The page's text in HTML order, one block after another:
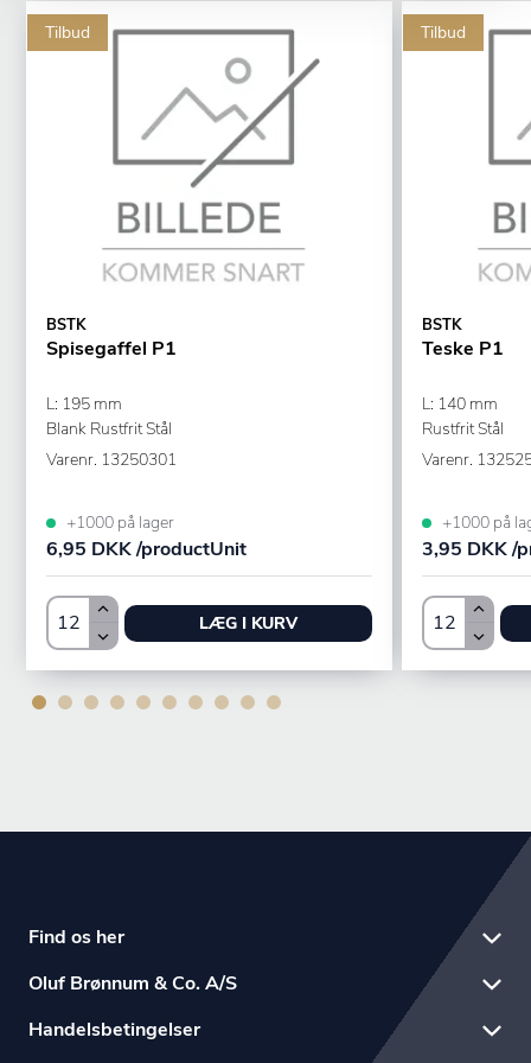
Tilbud
BSTK
Spisegaffel P1
L: 195 mm
Blank Rustfrit Stål
Varenr. 13250301
+1000 på lager
6,95 DKK /productUnit
LÆG I KURV
Tilbud
BSTK
Teske P1
L: 140 mm
Rustfrit Stål
Varenr.
+1000 på
3,95 DKK /
Find os her
Oluf Brønnum & Co. A/S
Handelsbetingelser